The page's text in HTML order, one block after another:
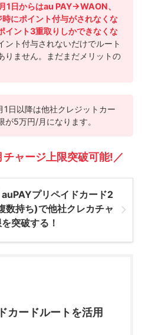
1日からはau PAY→WAON、
にポイント付与がされなくな
イント3重取りしかできなくな
ント付与されないだけでルート
りません。まだまだメリットの
1日以降は他社クレジットカー
が5万円/月になります。
ャージ上限突破可能!／
auPAYプリペイドカード2
数持ち)で他社クレカチャ
突破する！
カードルートを活用